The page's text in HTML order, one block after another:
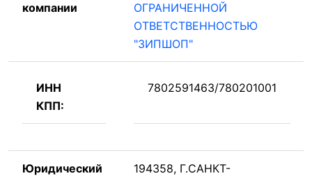
компании
ОГРАНИЧЕННОЙ
ОТВЕТСТВЕННОСТЬЮ
"ЗИПШОП"
ИНН
КПП:
7802591463/780201001
Юридический
194358, Г.САНКТ-